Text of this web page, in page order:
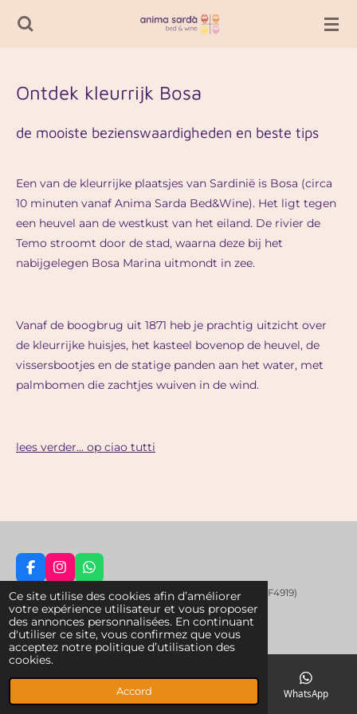
Ce site utilise des cookies afin d’améliorer
votre expérience utilisateur et vous proposer
des annonces personnalisées. En continuant
d'utiliser ce site, vous confirmez que vous
acceptez notre politique d’utilisation des
cookies.
Accord
Passer
Ontdek kleurrijk Bosa
de mooiste bezienswaardigheden en beste tips
Een van de kleurrijke plaatsjes van Sardinië is Bosa (circa
10 minuten vanaf Anima Sarda Bed&Wine). Het ligt tegen
een heuvel aan de westkust van het eiland. De rivier de
Temo stroomt door de stad, waarna deze bij het
nabijgelegen Bosa Marina uitmondt in zee.
Vanaf de boogbrug uit 1871 heb je prachtig uitzicht over
de kleurrijke huisjes, het kasteel bovenop de heuvel, de
vissersbootjes en de statige panden aan het water, met
palmbomen die zachtjes wuiven in de wind.
lees verder... op ciao tutti
F
a
c
e
b
o
o
k
I
n
s
t
a
g
r
m
W
h
a
t
s
A
p
© 2025 Anima Sarda Bed&Wine (CIN: IT095067C1000F4919)
Téléphone WhatsApp